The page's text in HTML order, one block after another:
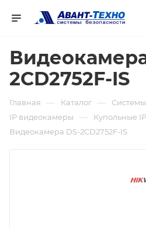
2CD2752F-IS
Главная — Каталог —
IP видеокамеры — Купольные
Видеокамера DS-2CD2752F-IS